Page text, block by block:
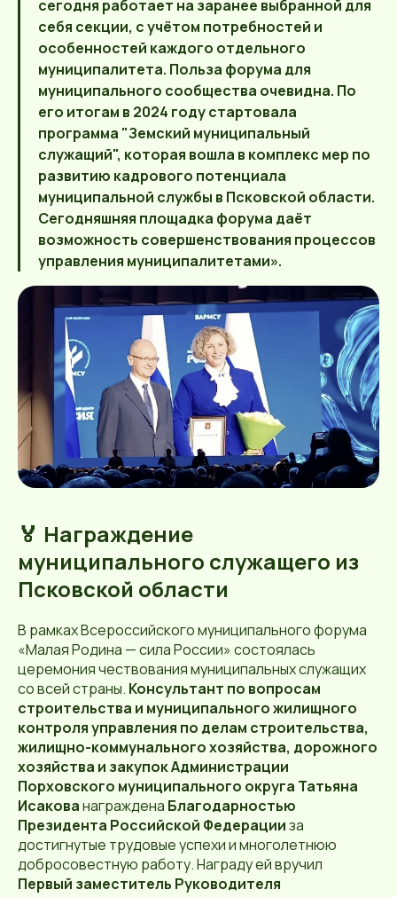
сегодня работает на заранее выбранной для
себя секции, с учётом потребностей и
особенностей каждого отдельного
муниципалитета. Польза форума для
муниципального сообщества очевидна. По
его итогам в 2024 году стартовала
программа "Земский муниципальный
служащий", которая вошла в комплекс мер по
развитию кадрового потенциала
муниципальной службы в Псковской области.
Сегодняшняя площадка форума даёт
возможность совершенствования процессов
управления муниципалитетами».
🏅 Награждение
муниципального служащего из
Псковской области
В рамках Всероссийского муниципального форума
«Малая Родина — сила России» состоялась
церемония чествования муниципальных служащих
со всей страны. Консультант по вопросам
строительства и муниципального жилищного
контроля управления по делам строительства,
жилищно-коммунального хозяйства, дорожного
хозяйства и закупок Администрации
Порховского муниципального округа Татьяна
Исакованаграждена Благодарностью
Президента Российской Федерацииза
достигнутые трудовые успехи и многолетнюю
добросовестную работу. Награду ей вручил
Первый заместитель Руководителя